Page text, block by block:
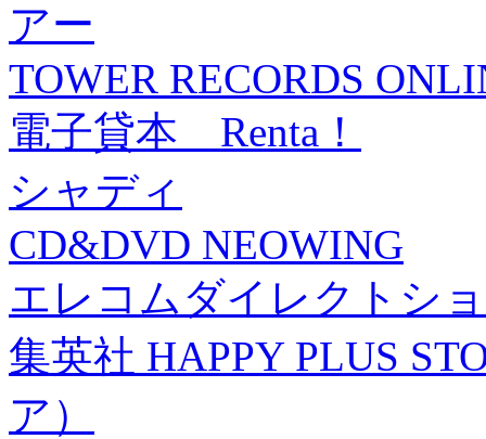
アー
TOWER RECORDS
電子貸本 Renta！
シャディ
CD&DVD NEOWING
エレコムダイレクトシ
集英社 HAPPY PLUS
ア）